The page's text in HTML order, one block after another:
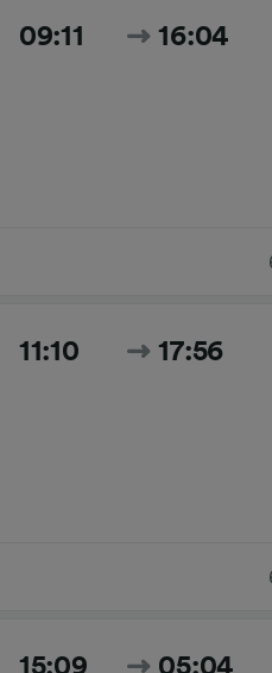
09:11 16:04
11:10 17:56
15:09 05:04